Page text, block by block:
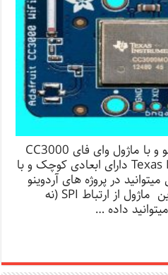
راه اندازی شبکه توسط آردوینو و با ماژول وای فای CC3000
ساخته شرکت Texas Instruments دارای ابعادی کوچک و با
در پروژه های آردوینو
خود از آن استفاده نمایید. این ماژول از ارتباط SPI (نه